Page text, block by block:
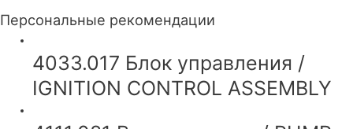
Персональные рекомендации
4033.017 Блок управления /
IGNITION CONTROL ASSEMBLY